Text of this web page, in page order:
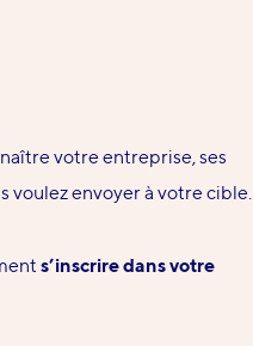
votre entreprise, ses
voulezenvoyer à votre cible.
s’inscrire dans votre